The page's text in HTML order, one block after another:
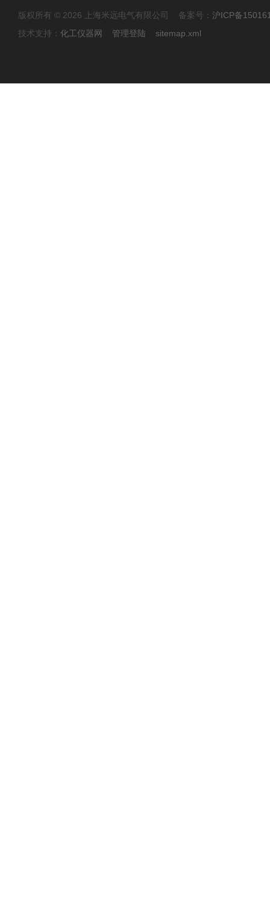
版权所有 © 2026 上海米远电气有限公司 备案号： 沪ICP备
技术支持： 化工仪器网 管理登陆 sitemap.xml